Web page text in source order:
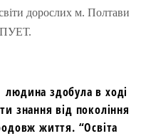
дорослих м. Полтави
ПУЕТ.
здобула в ході
знання від покоління
життя. “Освіта